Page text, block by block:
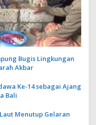
Bugis Lingkungan
Akbar
Ke-14 sebagai Ajang
Bali
Menutup Gelaran